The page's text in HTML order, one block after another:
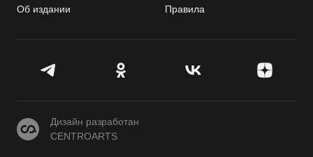
Об издании Правила
CENTROARTS